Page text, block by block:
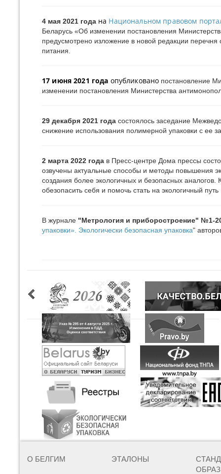
4 мая 2021 года на Национальном правовом
Беларусь «Об изменении постановления
предусмотрено изложение в новой редакции
питания.
17 июня 2021 года опубликовано постановление
изменении постановления Министерства
29 декабря 2021 года состоялось заседание
снижение использования полимерной упаковки с ее
2 марта 2022 года в Пресс-центре Дома прессы
озвучены актуальные способы и методы повышения
создания более экологичных и безопасных аналогов.
обезопасить себя и помочь стать на экологичный
В журнале "Метрология и приборостроение" №1-
упаковки». Экологически безопасная упаковка"
О БЕЛГИМ ЭТАЛОНЫ